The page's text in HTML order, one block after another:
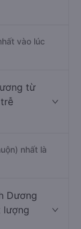
vào lúc
từ
nhất là
Dương
lượng